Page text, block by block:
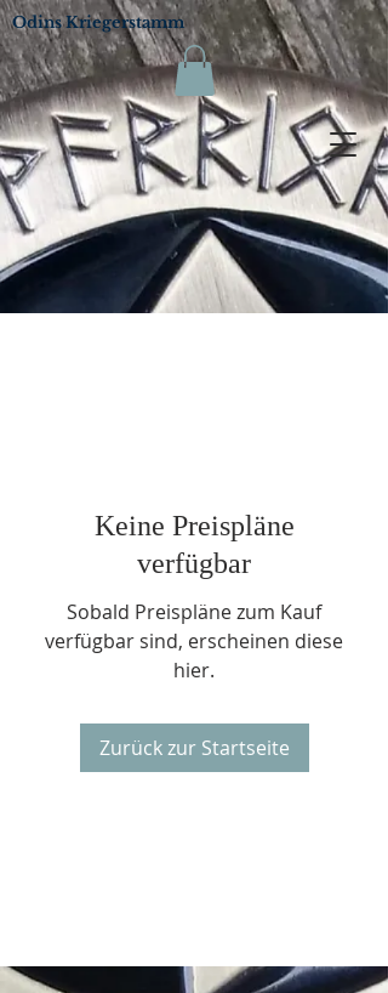
Odins Kriegerstamm
Keine Preispläne
verfügbar
Sobald Preispläne zum Kauf
verfügbar sind, erscheinen diese
hier.
Zurück zur Startseite